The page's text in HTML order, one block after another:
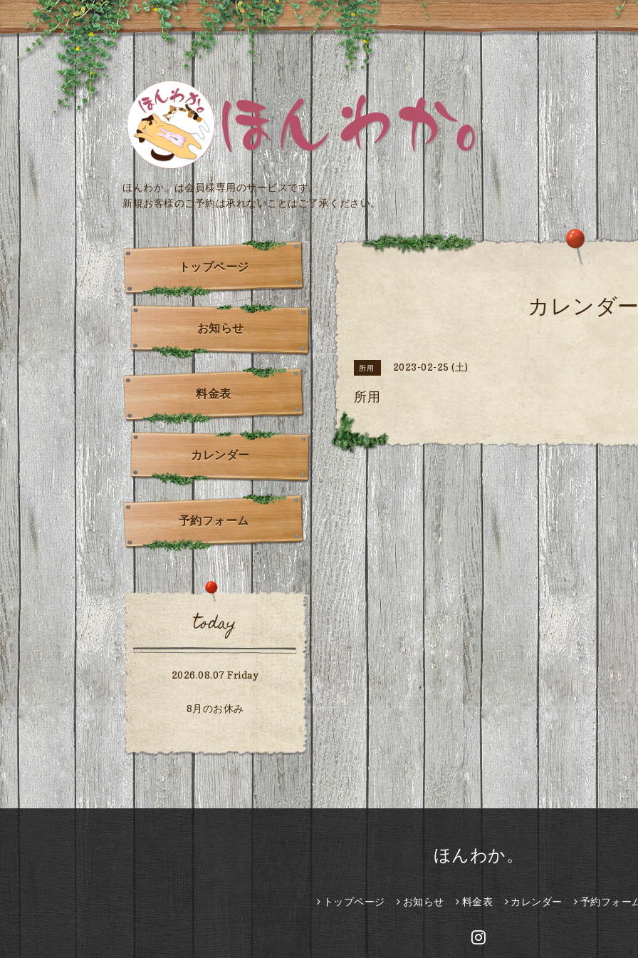
ほんわか。は会員様専用のサービスです。
新規お客様のご予約は承れないことはご了承ください。
カレンダ
所用 2023-02-25 (土)
所用
トップページ
お知らせ
料金表
カレンダー
予約フォーム
today
2026.08.07 Friday
8月のお休み
ほんわか。
トップページ お知らせ 料金表 カレンダー 予約フォー